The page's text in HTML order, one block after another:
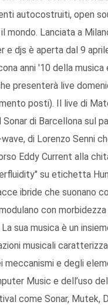
autocostruiti, open
Lanciata a
e djs è aperta dal 9
anni '10 della
presenterà live
posti). Il live di
di Barcellona sul
di Lorenzo Senni
Eddy Current alla
su etichetta
ibride che suonano
con
La sua musica è un
musicali
e degli
Music e dell’uso
come Sonar, Mutek,